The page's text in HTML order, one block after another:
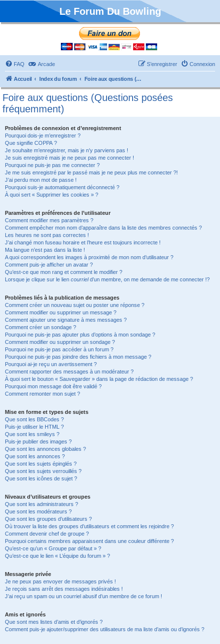
Le Forum Du Bowling
FAQ Arcade Connexion
S’enregistrer
Accueil Index du forum Foire aux questions (Questions posées fréquemment)
Foire aux questions (Questions posées
fréquemment)
Problèmes de connexion et d’enregistrement
Pourquoi dois-je m’enregistrer ?
Que signifie COPPA ?
Je souhaite m’enregistrer, mais je n’y parviens pas !
Je suis enregistré mais je ne peux pas me connecter !
Pourquoi ne puis-je pas me connecter ?
Je me suis enregistré par le passé mais je ne peux plus me connecter ?!
J’ai perdu mon mot de passe !
Pourquoi suis-je automatiquement déconnecté ?
À quoi sert « Supprimer les cookies » ?
Paramètres et préférences de l’utilisateur
Comment modifier mes paramètres ?
Comment empêcher mon nom d’apparaître dans la liste des membres connectés ?
Les heures ne sont pas correctes !
J’ai changé mon fuseau horaire et l’heure est toujours incorrecte !
Ma langue n’est pas dans la liste !
A quoi correspondent les images à proximité de mon nom d’utilisateur ?
Comment puis-je afficher un avatar ?
Qu’est-ce que mon rang et comment le modifier ?
Lorsque je clique sur le lien courrield’un membre, on me demande de me connecter !?
Problèmes liés à la publication de messages
Comment créer un nouveau sujet ou poster une réponse ?
Comment modifier ou supprimer un message ?
Comment ajouter une signature à mes messages ?
Comment créer un sondage ?
Pourquoi ne puis-je pas ajouter plus d’options à mon sondage ?
Comment modifier ou supprimer un sondage ?
Pourquoi ne puis-je pas accéder à un forum ?
Pourquoi ne puis-je pas joindre des fichiers à mon message ?
Pourquoi ai-je reçu un avertissement ?
Comment rapporter des messages à un modérateur ?
À quoi sert le bouton « Sauvegarder » dans la page de rédaction de message ?
Pourquoi mon message doit être validé ?
Comment remonter mon sujet ?
Mise en forme et types de sujets
Que sont les BBCodes ?
Puis-je utiliser le HTML ?
Que sont les smileys ?
Puis-je publier des images ?
Que sont les annonces globales ?
Que sont les annonces ?
Que sont les sujets épinglés ?
Que sont les sujets verrouillés ?
Que sont les icônes de sujet ?
Niveaux d’utilisateurs et groupes
Que sont les administrateurs ?
Que sont les modérateurs ?
Que sont les groupes d’utilisateurs ?
Où trouver la liste des groupes d’utilisateurs et comment les rejoindre ?
Comment devenir chef de groupe ?
Pourquoi certains membres apparaissent dans une couleur différente ?
Qu’est-ce qu’un « Groupe par défaut » ?
Qu’est-ce que le lien « L’équipe du forum » ?
Messagerie privée
Je ne peux pas envoyer de messages privés !
Je reçois sans arrêt des messages indésirables !
J’ai reçu un spam ou un courriel abusif d’un membre de ce forum !
Amis et ignorés
Que sont mes listes d’amis et d’ignorés ?
Comment puis-je ajouter/supprimer des utilisateurs de ma liste d’amis ou d’ignorés ?